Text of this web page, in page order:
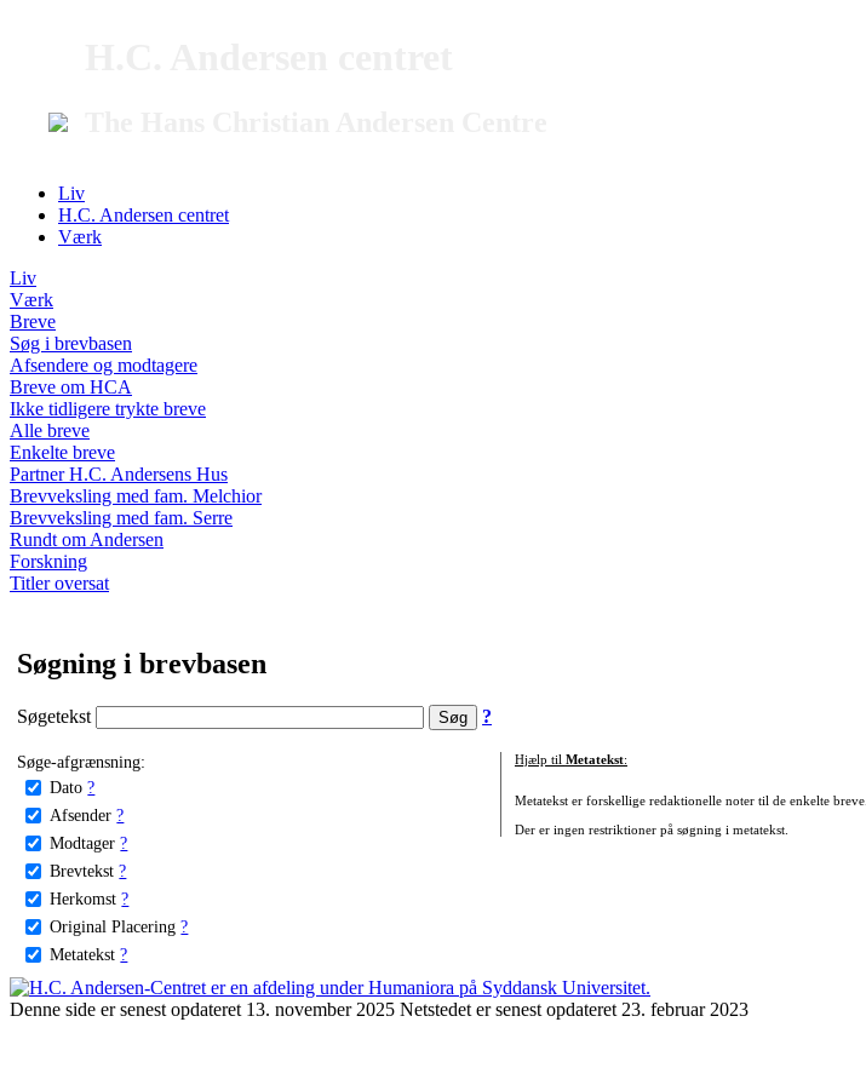
Liv
H.C. Andersen centret
Værk
Liv
Værk
Breve
Søg i brevbasen
Afsendere og modtagere
Breve om HCA
Ikke tidligere trykte breve
Alle breve
Enkelte breve
Partner H.C. Andersens Hus
Brevveksling med fam. Melchior
Brevveksling med fam. Serre
Rundt om Andersen
Forskning
Titler oversat
Søgning i brevbasen
Søgetekst ?
Søge-afgrænsning:
Dato ?
Afsender ?
Modtager ?
Brevtekst ?
Herkomst ?
Original Placering ?
Metatekst ?
Hjælp til Metatekst:
Metatekst er forskellige redaktionelle noter til de enkelte breve.
Der er ingen restriktioner på søgning i metatekst.
Denne side er senest opdateret 13. november 2025 Netstedet er senest opdateret 23. februar 2023